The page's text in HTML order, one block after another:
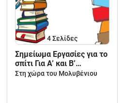
4Σελίδες
Σημείωμα Εργασίες για το
σπίτι Για Α’ και Β’
Δημοτικου
Στη χώρα του Μολυβένιου